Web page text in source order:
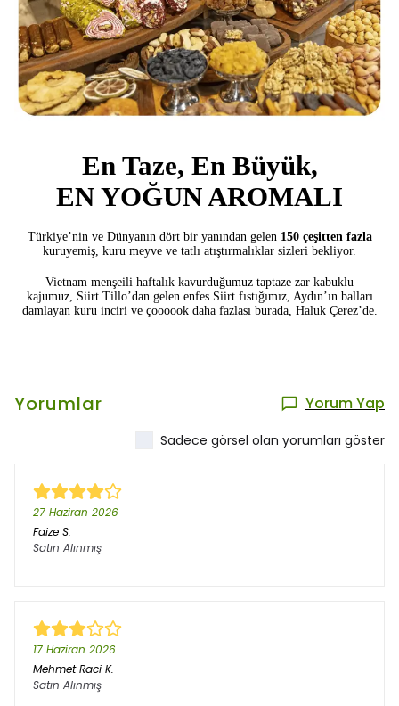
En Taze, En Büyük,
EN YOĞUN AROMALI
Türkiye’nin ve Dünyanın dört bir yanından gelen 150 çeşitten fazla
kuruyemiş, kuru meyve ve tatlı atıştırmalıklar sizleri bekliyor.
Vietnam menşeili haftalık kavurduğumuz taptaze zar kabuklu
kajumuz, Siirt Tillo’dan gelen enfes Siirt fıstığımız, Aydın’ın balları
damlayan kuru inciri ve çoooook daha fazlası burada, Haluk Çerez’de.
Yorumlar Yorum Yap
Sadece görsel olan yorumları göster
27 Haziran 2026
Faize S.
Satın Alınmış
17 Haziran 2026
Mehmet Raci K.
Satın Alınmış